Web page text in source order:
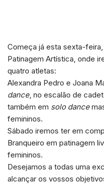
Começa já esta sexta-
Patinagem Artística, onde
quatro atletas:
Alexandra Pedro e Joana
dance, no escalão de
também em solo dance
femininos.
Sábado iremos ter em
Branqueiro em patinagem
femininos.
Desejamos a todas uma
alcançar os vossos